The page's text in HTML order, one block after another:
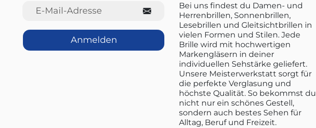
E-Mail-Adresse
Anmelden
Bei uns findest du Damen- und
Herrenbrillen, Sonnenbrillen,
Lesebrillen und Gleitsichtbrillen in
vielen Formen und Stilen. Jede
Brille wird mit hochwertigen
Markengläsern in deiner
individuellen Sehstärke geliefert.
Unsere Meisterwerkstatt sorgt für
die perfekte Verglasung und
höchste Qualität. So bekommst du
nicht nur ein schönes Gestell,
sondern auch bestes Sehen für
Alltag, Beruf und Freizeit.